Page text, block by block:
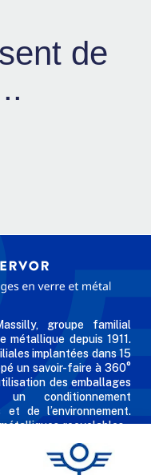
de
groupe familial
métallique depuis 1911.
implantées dans 15
un savoir-faire à 360°
des emballages
conditionnement
et de l’environnement.
recyclables -
aérosols, emballages
pour les
et des industries